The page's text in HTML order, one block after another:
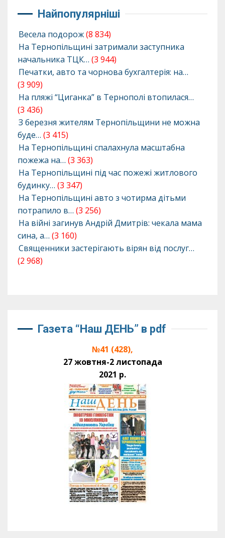
Найпопулярніші
Весела подорож(8 834)
На Тернопільщині затримали заступника
начальника ТЦК… (3 944)
Печатки, авто та чорнова бухгалтерія: на…
(3 909)
На пляжі “Циганка” в Тернополі втопилася…
(3 436)
З березня жителям Тернопільщини не можна
буде… (3 415)
На Тернопільщині спалахнула масштабна
пожежа на… (3 363)
На Тернопільщині під час пожежі житлового
будинку… (3 347)
На Тернопільщині авто з чотирма дітьми
потрапило в… (3 256)
На війні загинув Андрій Дмитрів: чекала мама
сина, а… (3 160)
Священники застерігають вірян від послуг…
(2 968)
Газета “Наш ДЕНЬ” в pdf
№41 (428),
27 жовтня-2 листопада
2021 р.